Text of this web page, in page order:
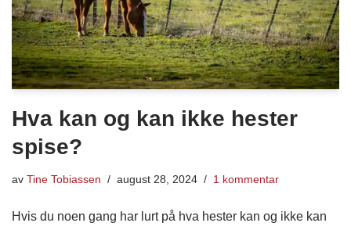
Hva kan og kan ikke hester
spise?
av Tine Tobiassen august 28, 2024 1 kommentar
Hvis du noen gang har lurt på hva hester kan og ikke kan